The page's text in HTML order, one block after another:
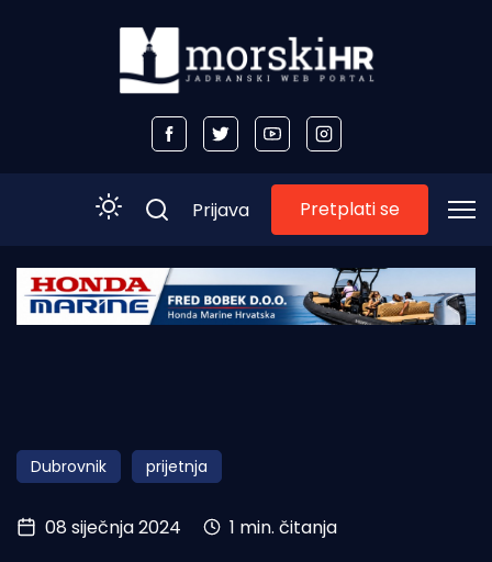
Početna
Obala
Otoci
Turizam i nautika
Prijava Pretplati se
Dubrovnik prijetnja
08 siječnja 2024 1 min. čitanja